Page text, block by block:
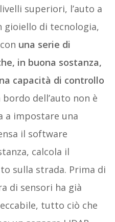
superiori, l’auto a
gioiello di tecnologia,
una serie di
in buona sostanza,
capacità di controllo
bordo dell’auto non è
a impostare una
il software
calcola il
sulla strada. Prima di
di sensori ha già
tutto ciò che